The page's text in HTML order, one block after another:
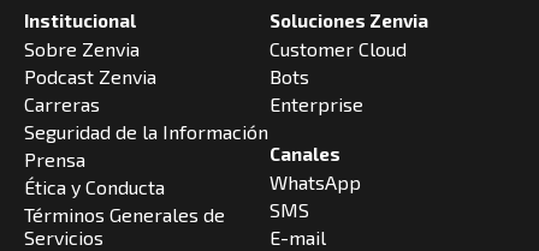
Institucional
Sobre Zenvia
Podcast Zenvia
Carreras
Seguridad de la Información
Prensa
Ética y Conducta
Términos Generales de
Servicios
Soluciones Zenvia
Customer Cloud
Bots
Enterprise
Canales
WhatsApp
SMS
E-mail